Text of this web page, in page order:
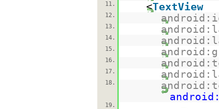
11.
<TextView
12.
13.
14.
15.
16.
17.
18.
19.